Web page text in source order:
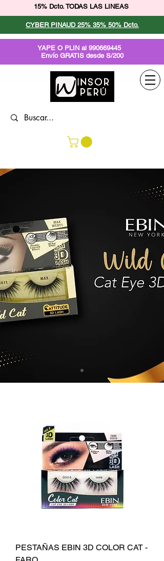
15% Dcto. TODAS LAS LINEAS
CYBER PINAUD 25% 35% 50% Dcto.
YAPE O PLIN al 990669445
Envío GRATIS desde S/200
PESTAÑAS EBIN 3D COLOR CAT -